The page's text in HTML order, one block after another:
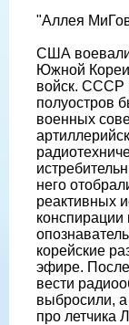
"Аллея
США воевали
Южной
войск. СССР
полуостров
военных
него
реактивных
корейские
эфире. После
вести
выбросили,
про летчика